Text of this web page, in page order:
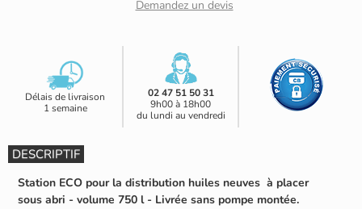
Demandez un devis
Délais de livraison
1 semaine
02 47 51 50 31
9h00 à 18h00
du lundi au vendredi
DESCRIPTIF
Station ECO pour la distribution huiles neuves à placer
sous abri - volume 750 l - Livrée sans pompe montée.